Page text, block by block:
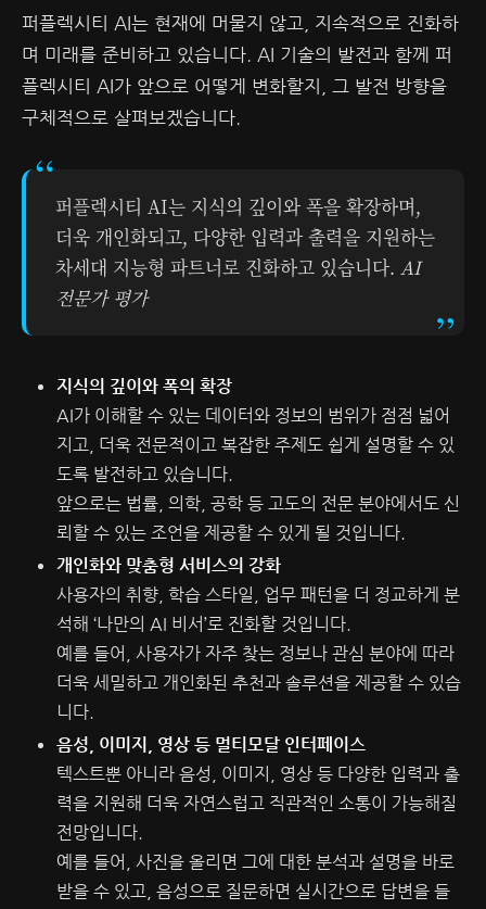
퍼플렉시티 AI는 현재에 머물지 않고, 지속적으로 진화하
며 미래를 준비하고 있습니다. AI 기술의 발전과 함께 퍼
플렉시티 AI가 앞으로 어떻게 변화할지, 그 발전 방향을
구체적으로 살펴보겠습니다.
퍼플렉시티 AI는 지식의 깊이와 폭을 확장하며,
더욱 개인화되고, 다양한 입력과 출력을 지원하는
차세대 지능형 파트너로 진화하고 있습니다. AI
전문가 평가
지식의 깊이와 폭의 확장
AI가 이해할 수 있는 데이터와 정보의 범위가 점점 넓어
지고, 더욱 전문적이고 복잡한 주제도 쉽게 설명할 수 있
도록 발전하고 있습니다.
앞으로는 법률, 의학, 공학 등 고도의 전문 분야에서도 신
뢰할 수 있는 조언을 제공할 수 있게 될 것입니다.
개인화와 맞춤형 서비스의 강화
사용자의 취향, 학습 스타일, 업무 패턴을 더 정교하게 분
석해 ‘나만의 AI 비서’로 진화할 것입니다.
예를 들어, 사용자가 자주 찾는 정보나 관심 분야에 따라
더욱 세밀하고 개인화된 추천과 솔루션을 제공할 수 있습
니다.
음성, 이미지, 영상 등 멀티모달 인터페이스
텍스트뿐 아니라 음성, 이미지, 영상 등 다양한 입력과 출
력을 지원해 더욱 자연스럽고 직관적인 소통이 가능해질
전망입니다.
예를 들어, 사진을 올리면 그에 대한 분석과 설명을 바로
받을 수 있고, 음성으로 질문하면 실시간으로 답변을 들